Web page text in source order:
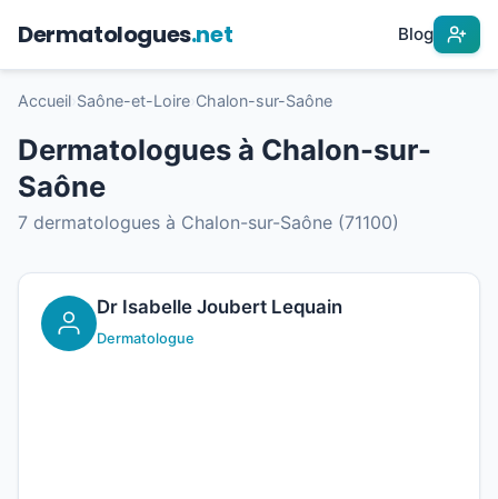
Dermatologues.net Blog
Accueil Saône-et-Loire Chalon-sur-Saône
Dermatologues à Chalon-sur-
Saône
7 dermatologues à Chalon-sur-Saône (71100)
Dr Isabelle Joubert Lequain
Dermatologue